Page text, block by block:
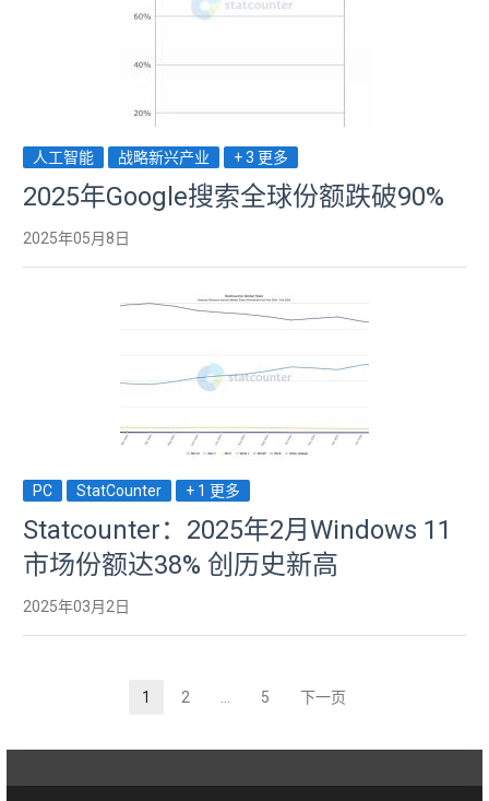
人工智能 战略新兴产业 + 3 更多
2025年Google搜索全球份额跌破90%
2025年05月8日
PC StatCounter + 1 更多
Statcounter：2025年2月Windows 11
市场份额达38% 创历史新高
2025年03月2日
1 2 5 下一页